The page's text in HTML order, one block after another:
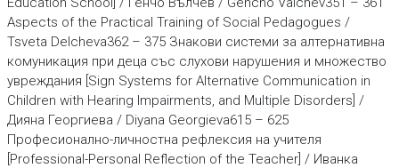
Aspects of the Practical Training of Social Pedagogues /
Tsveta Delcheva362 – 375 Знакови системи за алтернативна
комуникация при деца със слухо­ви нарушения и множество
увреждания [Sign Systems for Alternative Communication in
Children with Hearing Impairments, and Multiple Disorders] /
Дияна Георгиева / Diyana Georgieva615 – 625
Професионално-личностна рефлексия на учителя
[Professional-Personal Reflection of the Teacher] / Иванка